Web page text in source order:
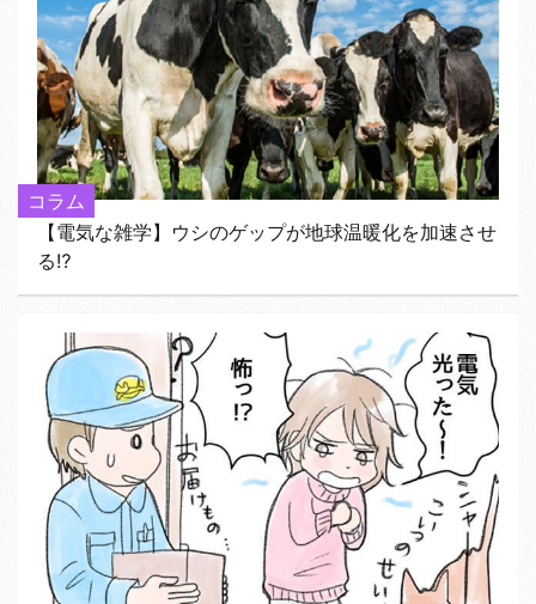
コラム
【電気な雑学】ウシのゲップが地球温暖化を加速させ
る⁉